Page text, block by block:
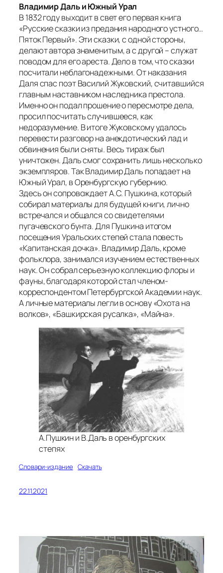
Владимир Даль и Южный Урал
В 1832 году выходит в свет его первая книга
«Русские сказки из предания народного устного…
Пяток Первый». Эти сказки, с одной стороны,
делают автора знаменитым, а с другой – служат
поводом для его ареста. Дело в том, что сказки
посчитали неблагонадежными. От наказания
Даля спас поэт Василий Жуковский, считавшийся
главным наставником наследника престола.
Именно он подал прошение о пересмотре дела,
просил посчитать случившееся, как
недоразумение. В итоге Жуковскому удалось
перевести разговор на анекдотический лад и
обвинения были сняты. Весь тираж был
уничтожен. Даль смог сохранить лишь несколько
экземпляров. Так Владимир Даль попадает на
Южный Урал, в Оренбургскую губернию.
Здесь он сопровождает А.С. Пушкина, который
собирал материалы для будущей книги, лично
встречался и общался со свидетелями
пугачевского бунта. Для Пушкина итогом
посещения Уральских степей стала повесть
«Капитанская дочка». Владимир Даль, кроме
фольклора, занимался изучением естественных
наук. Он собрал серьезную коллекцию флоры и
фауны, благодаря которой стал членом-
корреспондентом Петербургской Академии наук.
А личные материалы легли в основу «Охота на
волков», «Башкирская русалка», «Майна».
А.Пушкин и В.Даль в оренбургских
степях
Словари-издание Скачать
22.11.2021